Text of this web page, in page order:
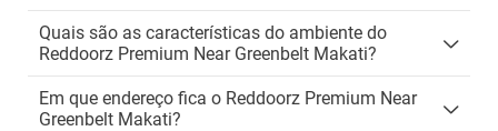
Quais são as características do ambiente do
Reddoorz Premium Near Greenbelt Makati?
Em que endereço fica o Reddoorz Premium Near
Greenbelt Makati?